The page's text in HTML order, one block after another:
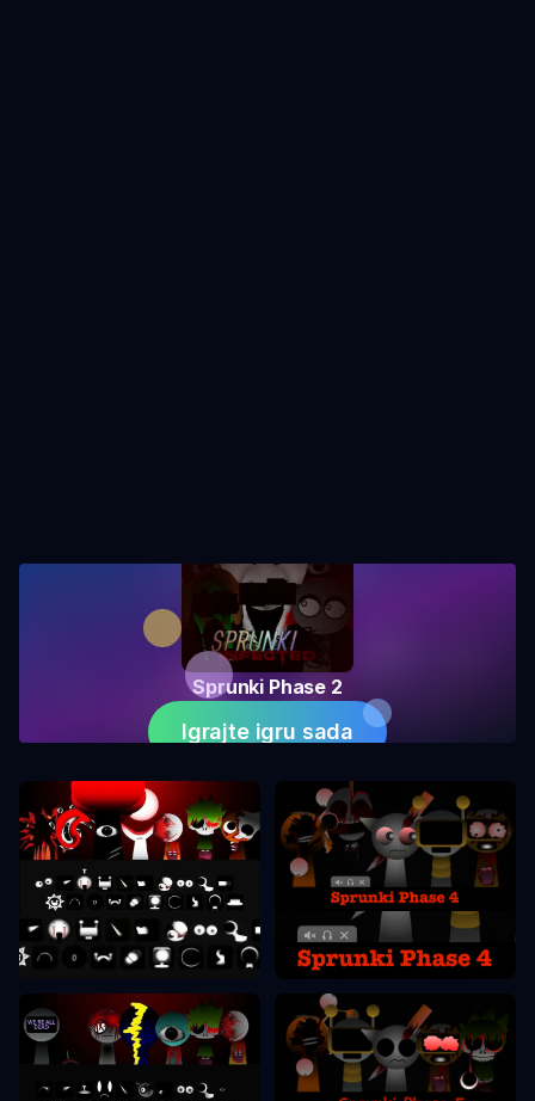
Sprunki Phase 2
Igrajte igru sada
Sprunki Phase 8 Sprunki Phase 4